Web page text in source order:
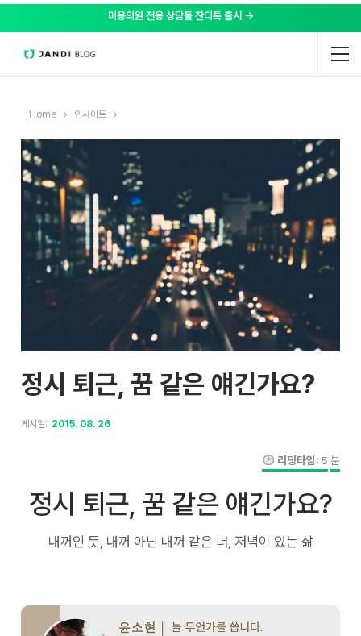
미용의원 전용 상담툴 잔디톡 출시 →
Home 인사이트
정시 퇴근, 꿈 같은 얘긴가요?
게시일: 2015. 08. 26
리딩타임: 5 분
정시 퇴근, 꿈 같은 얘긴가요?
내꺼인 듯, 내꺼 아닌 내꺼 같은 너, 저녁이 있는 삶